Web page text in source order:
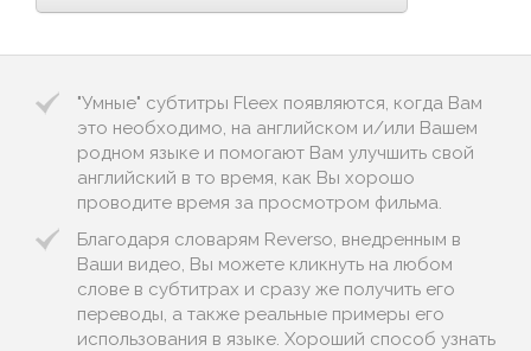
"Умные" субтитры Fleex появляются, когда Вам
это необходимо, на английском и/или Вашем
родном языке и помогают Вам улучшить свой
английский в то время, как Вы хорошо
проводите время за просмотром фильма.
Благодаря словарям Reverso, внедренным в
Ваши видео, Вы можете кликнуть на любом
слове в субтитрах и сразу же получить его
переводы, а также реальные примеры его
использования в языке. Хороший способ узнать